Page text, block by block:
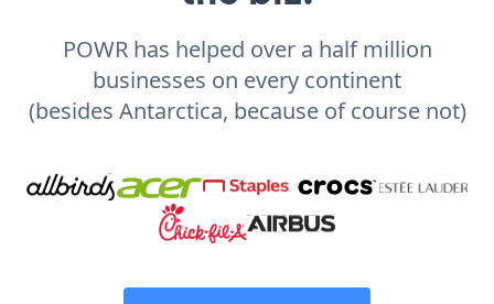
POWR has helped over a half million
businesses on every continent
(besides Antarctica, because of course not)